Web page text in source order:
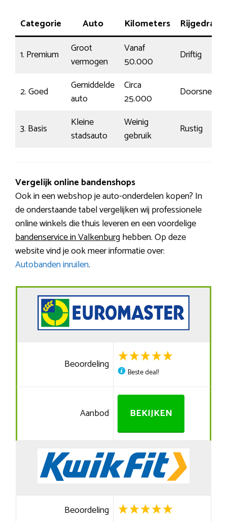
Categorie Auto Kilometers Rijgedrag
1. Premium
Groot
vermogen
Vanaf
50.000
Driftig
2. Goed
Gemiddelde
auto
Circa
25.000
Doorsnee
3. Basis
Kleine
stadsauto
Weinig
gebruik
Rustig
Vergelijk online bandenshops
Ook in een webshop je auto-onderdelen kopen? In
de onderstaande tabel vergelijken wij professionele
online winkels die thuis leveren en een voordelige
bandenservice in Valkenburghebben. Op deze
website vind je ook meer informatie over:
Autobanden inruilen.
Beoordeling
Beste deal!
Aanbod BEKIJKEN
Beoordeling